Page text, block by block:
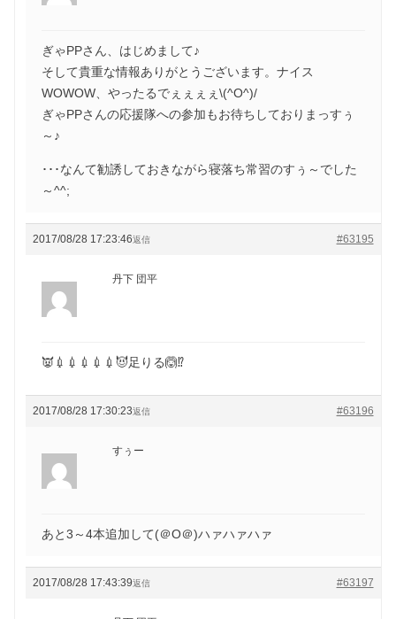
ぎゃPPさん、はじめまして♪
そして貴重な情報ありがとうございます。ナイス
WOWOW、やったるでぇぇぇぇ\(^O^)/
ぎゃPPさんの応援隊への参加もお待ちしておりまっすぅ
～♪
･･･なんて勧誘しておきながら寝落ち常習のすぅ～でした
～^^;
2017/08/28 17:23:46 #63195
返信
丹下 団平
👿💉💉💉💉💉😈足りる🙆⁉️
2017/08/28 17:30:23 #63196
返信
すぅー
あと3～4本追加して(＠O＠)ハァハァハァ
2017/08/28 17:43:39 #63197
返信